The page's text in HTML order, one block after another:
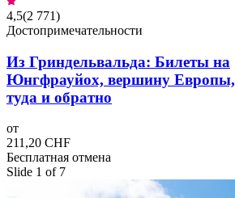
4,5(2 771)
Достопримечательности
Из Гриндельвальда: Билеты на
Юнгфрауйох, вершину Европы,
туда и обратно
от
211,20 CHF
Бесплатная отмена
Slide 1 of 7